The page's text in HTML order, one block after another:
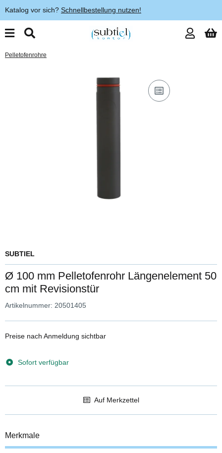
Katalog vor sich? Schnellbestellung nutzen!
Pelletofenrohre
SUBTIEL
Ø 100 mm Pelletofenrohr Längenelement 50
cm mit Revisionstür
Artikelnummer: 20501405
Preise nach Anmeldung sichtbar
Sofort verfügbar
Auf Merkzettel
Merkmale